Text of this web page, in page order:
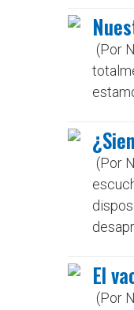
(Por
(Por
El
(Por